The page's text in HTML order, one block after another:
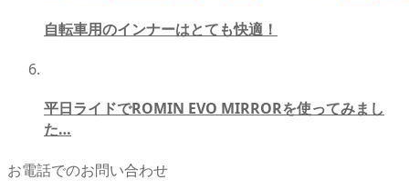
自転車用のインナーはとても快適！
平日ライドでROMIN EVO MIRRORを使ってみまし
た…
お電話でのお問い合わせ